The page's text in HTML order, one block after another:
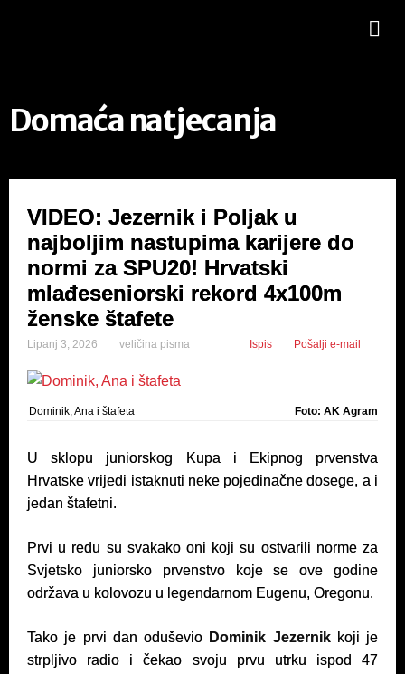
Domaća natjecanja
VIDEO: Jezernik i Poljak u
najboljim nastupima karijere do
normi za SPU20! Hrvatski
mlađeseniorski rekord 4x100m
ženske štafete
Lipanj 3, 2026 veličina pisma Ispis Pošalji e-mail
Foto: AK Agram
Dominik, Ana i štafeta
U sklopu juniorskog Kupa i Ekipnog prvenstva
Hrvatske vrijedi istaknuti neke pojedinačne dosege, a i
jedan štafetni.
Prvi u redu su svakako oni koji su ostvarili norme za
Svjetsko juniorsko prvenstvo koje se ove godine
održava u kolovozu u legendarnom Eugenu, Oregonu.
Tako je prvi dan oduševio Dominik Jezernikkoji je
strpljivo radio i čekao svoju prvu utrku ispod 47